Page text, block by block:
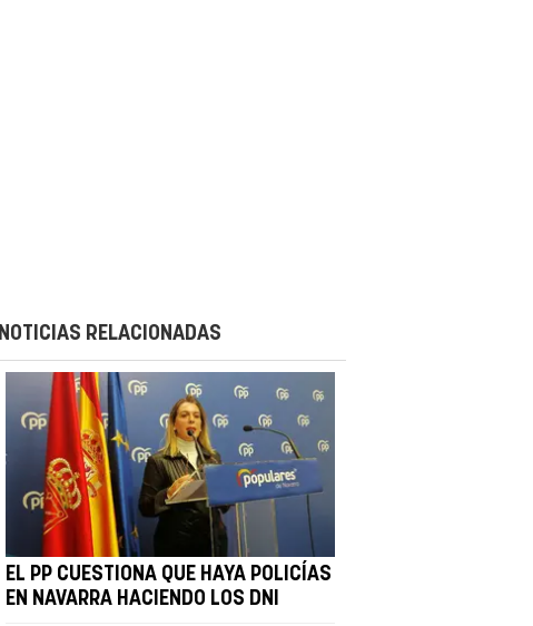
NOTICIAS RELACIONADAS
EL PP CUESTIONA QUE HAYA POLICÍAS
EN NAVARRA HACIENDO LOS DNI